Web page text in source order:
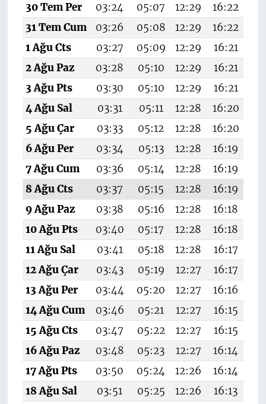
30 Tem Per
03:24 05:07 12:29 16:22
31 Tem Cum
03:26 05:08 12:29 16:22
1 Ağu Cts
03:27 05:09 12:29 16:21
2 Ağu Paz
03:28 05:10 12:29 16:21
3 Ağu Pts
03:30 05:10 12:29 16:21
4 Ağu Sal
03:31 05:11 12:28 16:20
5 Ağu Çar
03:33 05:12 12:28 16:20
6 Ağu Per
03:34 05:13 12:28 16:19
7 Ağu Cum
03:36 05:14 12:28 16:19
8 Ağu Cts
03:37 05:15 12:28 16:19
9 Ağu Paz
03:38 05:16 12:28 16:18
10 Ağu Pts
03:40 05:17 12:28 16:18
11 Ağu Sal
03:41 05:18 12:28 16:17
12 Ağu Çar
03:43 05:19 12:27 16:17
13 Ağu Per
03:44 05:20 12:27 16:16
14 Ağu Cum
03:46 05:21 12:27 16:15
15 Ağu Cts
03:47 05:22 12:27 16:15
16 Ağu Paz
03:48 05:23 12:27 16:14
17 Ağu Pts
03:50 05:24 12:26 16:14
18 Ağu Sal
03:51 05:25 12:26 16:13